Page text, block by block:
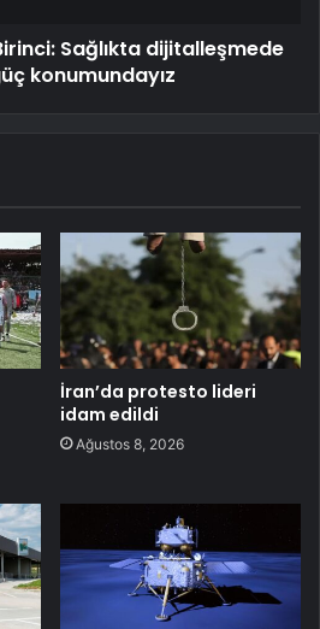
Sağlıkta dijitalleşmede
konumundayız
İran’da protesto lideri
idam edildi
Ağustos 8, 2026